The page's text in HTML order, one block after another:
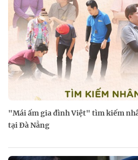
"Mái ấm gia đình Việt" tìm kiếm
tại Đà Nẵng